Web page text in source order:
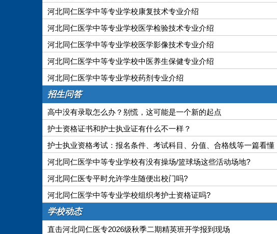
河北同仁医学中等专业学校康复技术专业介绍
河北同仁医学中等专业学校医学检验技术专业介绍
河北同仁医学中等专业学校医学影像技术专业介绍
河北同仁医学中等专业学校中医养生保健专业介绍
河北同仁医学中等专业学校药剂专业介绍
招生问答
高中没有录取怎么办？别慌，这可能是一个新的起点
护士资格证书和护士执业证有什么不一样？
护士执业资格考试：报名条件、考试科目、分值、合格线等一篇看懂
河北同仁医学中等专业学校有没有操场/篮球场这些活动场地?
河北同仁医专平时允许学生随便出校门吗?
河北同仁医学中等专业学校组织考护士资格证吗?
学校动态
直击河北同仁医专2026级秋季二期精英班开学报到现场